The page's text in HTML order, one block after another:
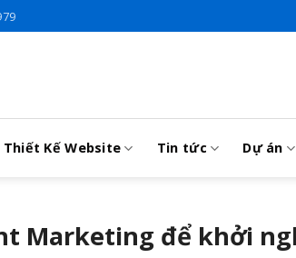
Thiết Kế Website Tin tức Dự án
Marketing để khởi